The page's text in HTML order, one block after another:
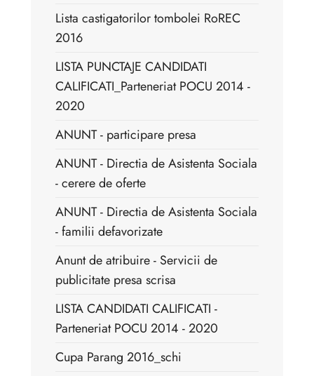
Lista castigatorilor tombolei RoREC
2016
LISTA PUNCTAJE CANDIDATI
CALIFICATI_Parteneriat POCU 2014 -
2020
ANUNT - participare presa
ANUNT - Directia de Asistenta Sociala
- cerere de oferte
ANUNT - Directia de Asistenta Sociala
- familii defavorizate
Anunt de atribuire - Servicii de
publicitate presa scrisa
LISTA CANDIDATI CALIFICATI -
Parteneriat POCU 2014 - 2020
Cupa Parang 2016_schi